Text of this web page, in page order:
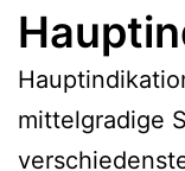
mittelgradige